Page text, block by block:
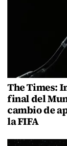
The Times:
final del
cambio de
la FIFA